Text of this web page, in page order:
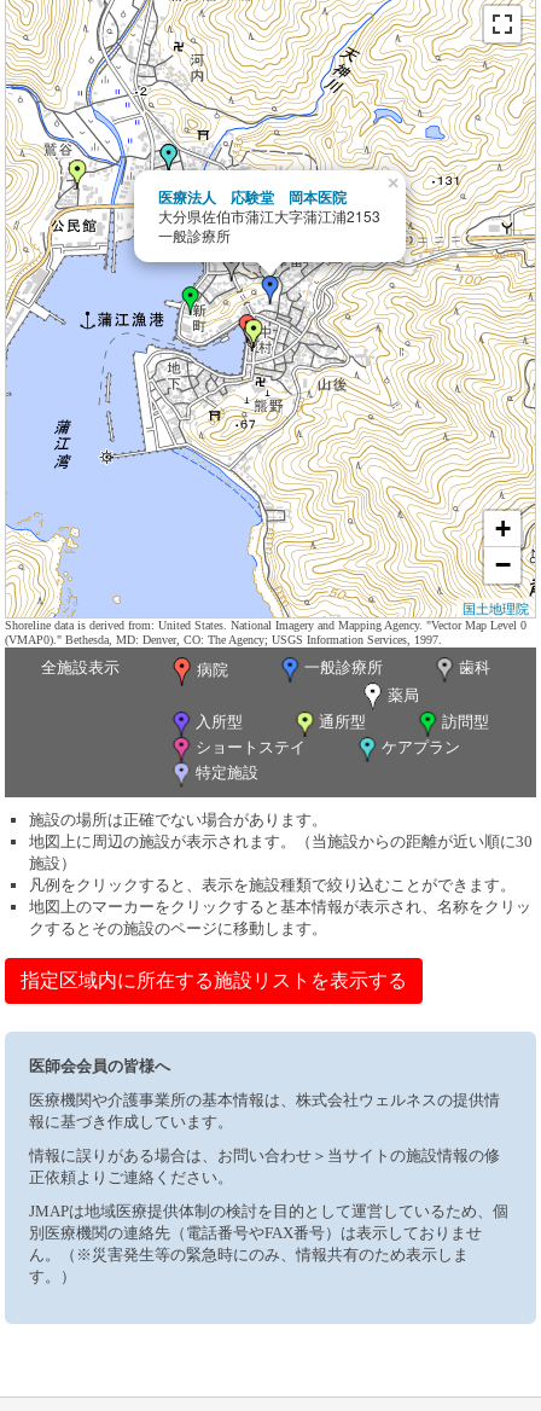
医療法人 応験堂 岡本医院
大分県佐伯市蒲江大字蒲江浦2153
一般診療所
×
+
−
国土地理院
Shoreline data is derived from: United States. National Imagery and Mapping Agency. "Vector Map Level 0
(VMAP0)." Bethesda, MD: Denver, CO: The Agency; USGS Information Services, 1997.
全施設表示 病院 一般診療所
歯科
薬局
入所型
通所型
訪問型
ショートステイ
ケアプラン
特定施設
施設の場所は正確でない場合があります。
地図上に周辺の施設が表示されます。（当施設からの距離が近い順に30
施設）
凡例をクリックすると、表示を施設種類で絞り込むことができます。
地図上のマーカーをクリックすると基本情報が表示され、名称をクリッ
クするとその施設のページに移動します。
指定区域内に所在する施設リストを表示する
医師会会員の皆様へ
医療機関や介護事業所の基本情報は、株式会社ウェルネスの提供情
報に基づき作成しています。
情報に誤りがある場合は、お問い合わせ＞当サイトの施設情報の修
正依頼よりご連絡ください。
JMAPは地域医療提供体制の検討を目的として運営しているため、個
別医療機関の連絡先（電話番号やFAX番号）は表示しておりませ
ん。（※災害発生等の緊急時にのみ、情報共有のため表示しま
す。）